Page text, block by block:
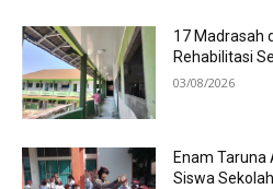
17 Madrasah
Rehabilitasi
03/08/2026
Enam Taruna
Siswa